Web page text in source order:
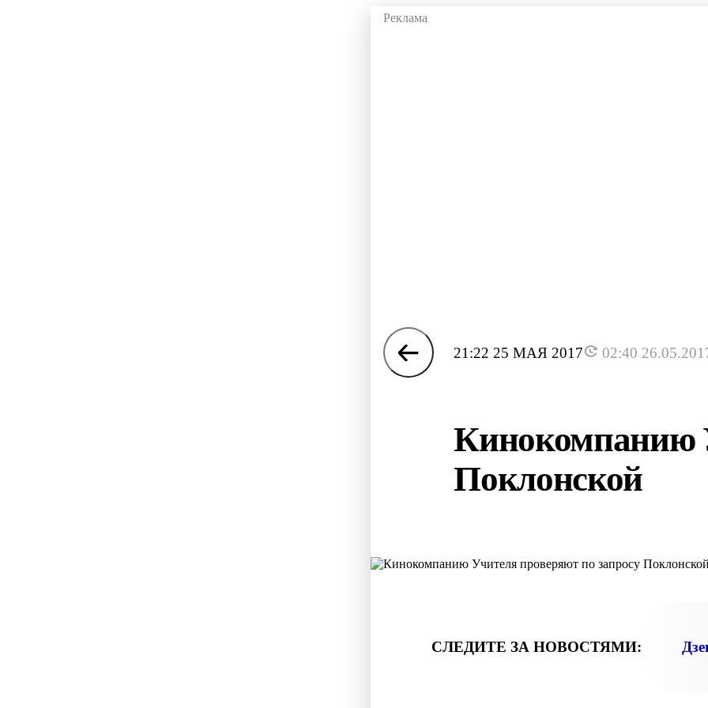
21:22 25 МАЯ 2017 02:40
Кинокомпанию
Поклонской
СЛЕДИТЕ ЗА НОВОСТЯМИ: